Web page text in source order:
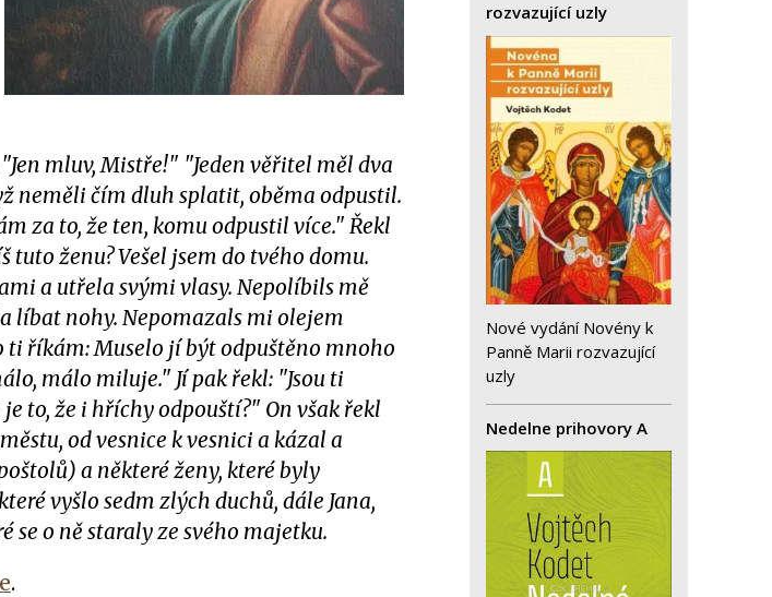
mluv, Mistře!" "Jeden věřitel měl dva
neměli čím dluh splatit, oběma odpustil.
za to, že ten, komu odpustil více." Řekl
ženu? Vešel jsem do tvého domu.
a utřela svými vlasy. Nepolíbils mě
líbat nohy. Nepomazals mi olejem
říkám: Muselo jí být odpuštěno mnoho
málo miluje." Jí pak řekl: "Jsou ti
to, že i hříchy odpouští?" On však řekl
od vesnice k vesnici a kázal a
a některé ženy, které byly
vyšlo sedm zlých duchů, dále Jana,
se o ně staraly ze svého majetku.
.
rozvazující uzly
Nové vydání Novény k
Panně Marii rozvazující
uzly
Nedelne prihovory A